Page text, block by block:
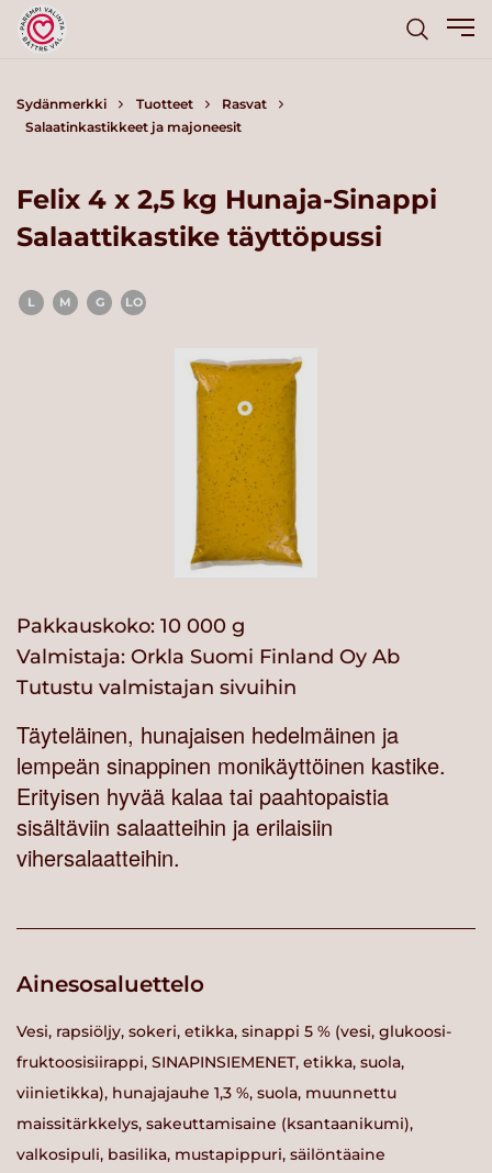
Sydänmerkki Tuotteet
Rasvat
Salaatinkastikkeet ja majoneesit
Felix 4 x 2,5 kg Hunaja-Sinappi
Salaattikastike täyttöpussi
L M G LO
Pakkauskoko: 10 000 g
Valmistaja: Orkla Suomi Finland Oy Ab
Tutustu valmistajan sivuihin
Täyteläinen, hunajaisen hedelmäinen ja
lempeän sinappinen monikäyttöinen kastike.
Erityisen hyvää kalaa tai paahtopaistia
sisältäviin salaatteihin ja erilaisiin
vihersalaatteihin.
Ainesosaluettelo
Vesi, rapsiöljy, sokeri, etikka, sinappi 5 % (vesi, glukoosi-
fruktoosisiirappi, SINAPINSIEMENET, etikka, suola,
viinietikka), hunajajauhe 1,3 %, suola, muunnettu
maissitärkkelys, sakeuttamisaine (ksantaanikumi),
valkosipuli, basilika, mustapippuri, säilöntäaine